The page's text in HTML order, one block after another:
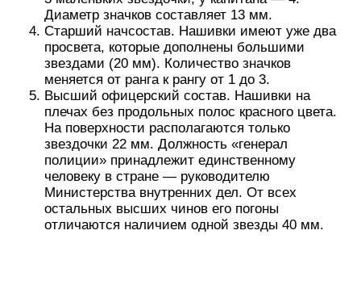
Диаметр значков составляет 13 мм.
Старший начсостав. Нашивки имеют уже два
просвета, которые дополнены большими
звездами (20 мм). Количество значков
меняется от ранга к рангу от 1 до 3.
Высший офицерский состав. Нашивки на
плечах без продольных полос красного цвета.
На поверхности располагаются только
звездочки 22 мм. Должность «генерал
полиции» принадлежит единственному
человеку в стране — руководителю
Министерства внутренних дел. От всех
остальных высших чинов его погоны
отличаются наличием одной звезды 40 мм.